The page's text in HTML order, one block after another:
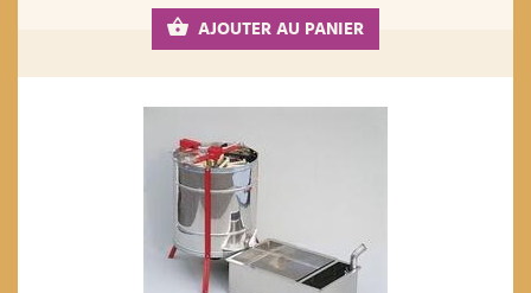
AJOUTER AU PANIER